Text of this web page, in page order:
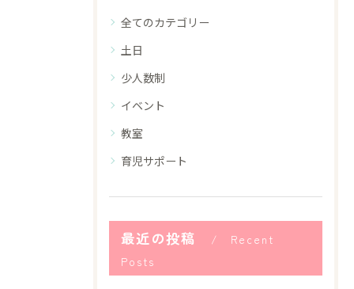
全てのカテゴリー
土日
少人数制
イベント
教室
育児サポート
最近の投稿
Recent
Posts